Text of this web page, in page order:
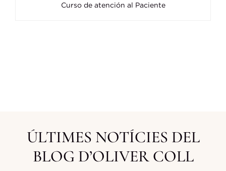
Curso de atención al Paciente
ÚLTIMES NOTÍCIES DEL
BLOG D’OLIVER COLL